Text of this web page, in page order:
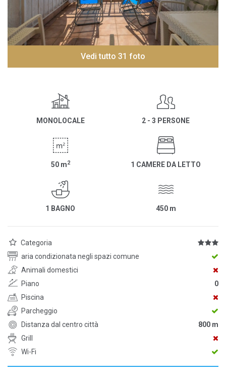
Vedi tutto 31 foto
MONOLOCALE 2 - 3 PERSONE
50 m2 1 CAMERE DA LETTO
1 BAGNO 450 m
Categoria
aria condizionata negli spazi comune
Animali domestici
Piano
0
Piscina
Parcheggio
Distanza dal centro città
800 m
Grill
Wi-Fi